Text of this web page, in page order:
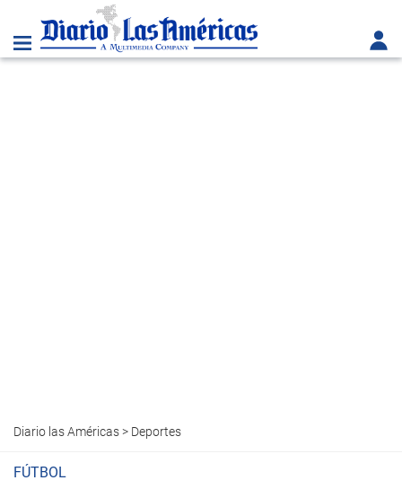
Diario las Américas> Deportes
FÚTBOL